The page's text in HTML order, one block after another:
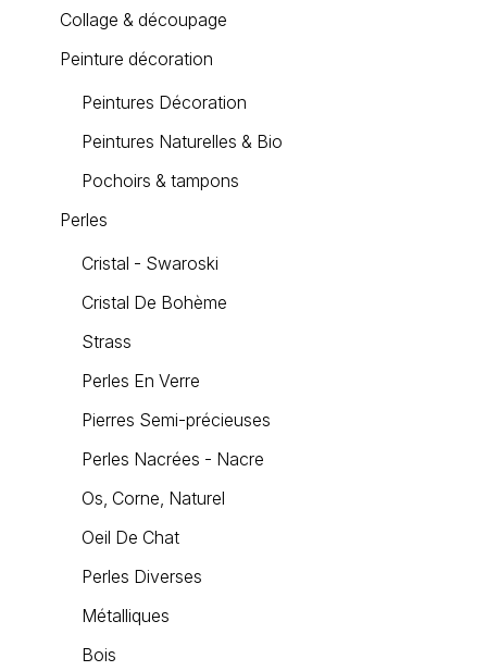
Collage & découpage
Peinture décoration
Peintures Décoration
Peintures Naturelles & Bio
Pochoirs & tampons
Perles
Cristal - Swaroski
Cristal De Bohème
Strass
Perles En Verre
Pierres Semi-précieuses
Perles Nacrées - Nacre
Os, Corne, Naturel
Oeil De Chat
Perles Diverses
Métalliques
Bois